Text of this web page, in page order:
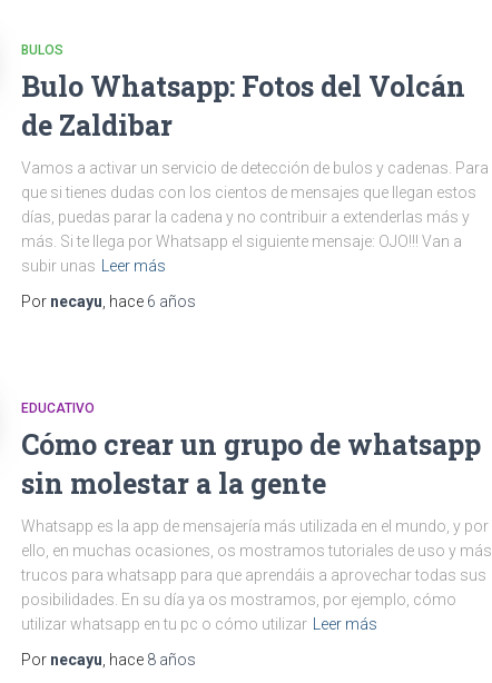
BULOS
Bulo Whatsapp: Fotos del Volcán
de Zaldibar
Vamos a activar un servicio de detección de bulos y cadenas. Para
que si tienes dudas con los cientos de mensajes que llegan estos
días, puedas parar la cadena y no contribuir a extenderlas más y
más. Si te llega por Whatsapp el siguiente mensaje: OJO!!! Van a
subir unas
Leer más
Por necayu , hace 6 años
EDUCATIVO
Cómo crear un grupo de whatsapp
sin molestar a la gente
Whatsapp es la app de mensajería más utilizada en el mundo, y por
ello, en muchas ocasiones, os mostramos tutoriales de uso y más
trucos para whatsapp para que aprendáis a aprovechar todas sus
posibilidades. En su día ya os mostramos, por ejemplo, cómo
utilizar whatsapp en tu pc o cómo utilizar
Leer más
Por necayu , hace 8 años